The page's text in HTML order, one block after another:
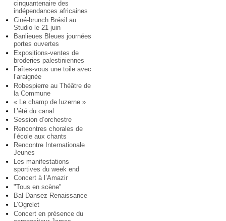
cinquantenaire des
indépendances africaines
Ciné-brunch Brésil au
Studio le 21 juin
Banlieues Bleues journées
portes ouvertes
Expositions-ventes de
broderies palestiniennes
Faîtes-vous une toile avec
l’araignée
Robespierre au Théâtre de
la Commune
« Le champ de luzerne »
L’été du canal
Session d’orchestre
Rencontres chorales de
l’école aux chants
Rencontre Internationale
Jeunes
Les manifestations
sportives du week end
Concert à l’Amazir
"Tous en scène"
Bal Dansez Renaissance
L’Ogrelet
Concert en présence du